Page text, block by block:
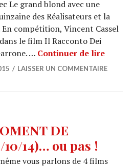
Le grand blond avec une
des Réalisateurs et la
En compétition, Vincent Cassel
le film Il Racconto Dei
… Continuer de lire
LAISSER UN COMMENTAIRE
DE
14)… ou pas !
vous parlons de 4 films